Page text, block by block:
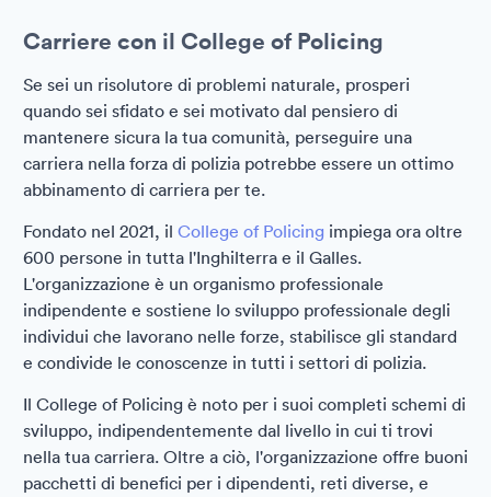
Carriere con il College of Policing
Se sei un risolutore di problemi naturale, prosperi
quando sei sfidato e sei motivato dal pensiero di
mantenere sicura la tua comunità, perseguire una
carriera nella forza di polizia potrebbe essere un ottimo
abbinamento di carriera per te.
Fondato nel 2021, il College of Policing impiega ora oltre
600 persone in tutta l'Inghilterra e il Galles.
L'organizzazione è un organismo professionale
indipendente e sostiene lo sviluppo professionale degli
individui che lavorano nelle forze, stabilisce gli standard
e condivide le conoscenze in tutti i settori di polizia.
Il College of Policing è noto per i suoi completi schemi di
sviluppo, indipendentemente dal livello in cui ti trovi
nella tua carriera. Oltre a ciò, l'organizzazione offre buoni
pacchetti di benefici per i dipendenti, reti diverse, e